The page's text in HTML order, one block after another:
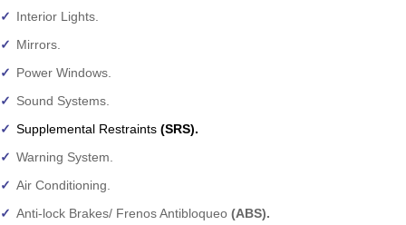
Interior Lights.
Mirrors.
Power Windows.
Sound Systems.
Supplemental Restraints (SRS).
Warning System.
Air Conditioning.
Anti-lock Brakes/ Frenos Antibloqueo (ABS).